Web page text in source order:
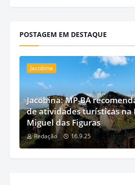
POSTAGEM EM DESTAQUE
Jacobina
Jacobina: MP-BA
de atividades turísticas na
Miguel das Figuras
Redação 16.9.25